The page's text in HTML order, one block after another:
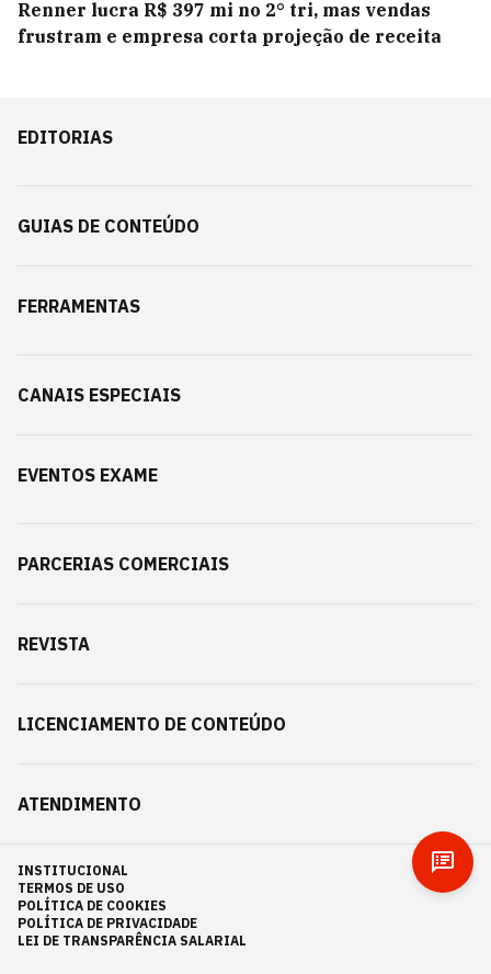
Renner lucra R$ 397 mi no 2° tri, mas vendas
frustram e empresa corta projeção de receita
EDITORIAS
GUIAS DE CONTEÚDO
FERRAMENTAS
CANAIS ESPECIAIS
EVENTOS EXAME
PARCERIAS COMERCIAIS
REVISTA
LICENCIAMENTO DE CONTEÚDO
ATENDIMENTO
INSTITUCIONAL
TERMOS DE USO
POLÍTICA DE COOKIES
POLÍTICA DE PRIVACIDADE
LEI DE TRANSPARÊNCIA SALARIAL